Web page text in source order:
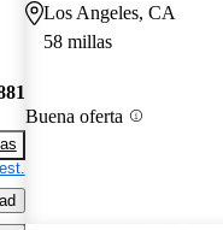
Los Angeles, CA
58 millas
Buena oferta